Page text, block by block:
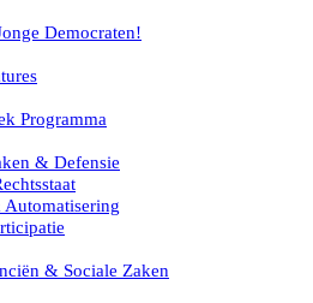
Democraten!
Programma
& Defensie
& Sociale Zaken